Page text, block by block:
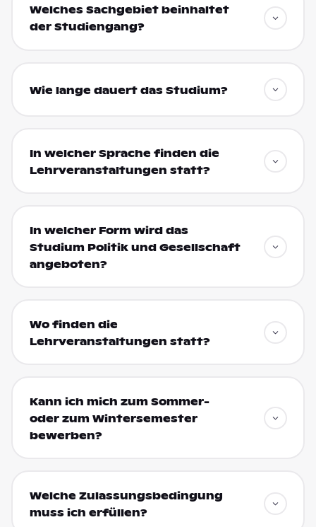
Welches Sachgebiet beinhaltet
der Studiengang?
Wie lange dauert das Studium?
In welcher Sprache finden die
Lehrveranstaltungen statt?
In welcher Form wird das
Studium Politik und Gesellschaft
angeboten?
Wo finden die
Lehrveranstaltungen statt?
Kann ich mich zum Sommer-
oder zum Wintersemester
bewerben?
Welche Zulassungsbedingung
muss ich erfüllen?